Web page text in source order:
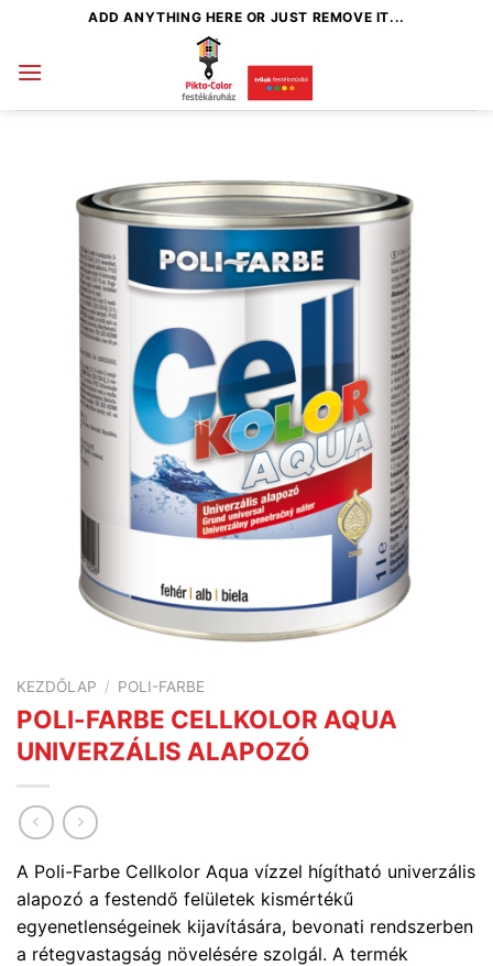
content
ADD ANYTHING HERE OR JUST REMOVE IT...
KEZDŐLAP / POLI-FARBE
POLI-FARBE CELLKOLOR AQUA
UNIVERZÁLIS ALAPOZÓ
A Poli-Farbe Cellkolor Aqua vízzel hígítható univerzális
alapozó a festendő felületek kismértékű
egyenetlenségeinek kijavítására, bevonati rendszerben
a rétegvastagság növelésére szolgál. A termék